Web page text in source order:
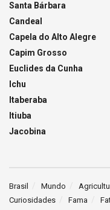
Santa Bárbara
Candeal
Capela do Alto Alegre
Capim Grosso
Euclides da Cunha
Ichu
Itaberaba
Itiuba
Jacobina
Brasil Mundo
Curiosidades
Fama